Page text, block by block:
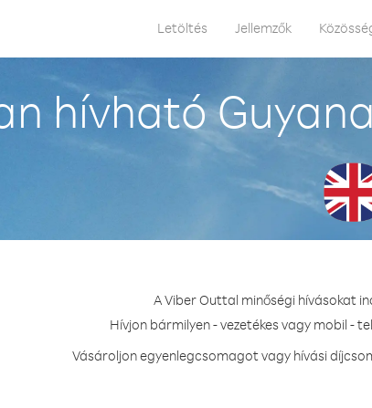
Letöltés Jellemzők
hívható
A Viber Outtal minőségi hívásokat
Hívjon bármilyen - vezetékes vagy mobil -
Vásároljon egyenlegcsomagot vagy hívási